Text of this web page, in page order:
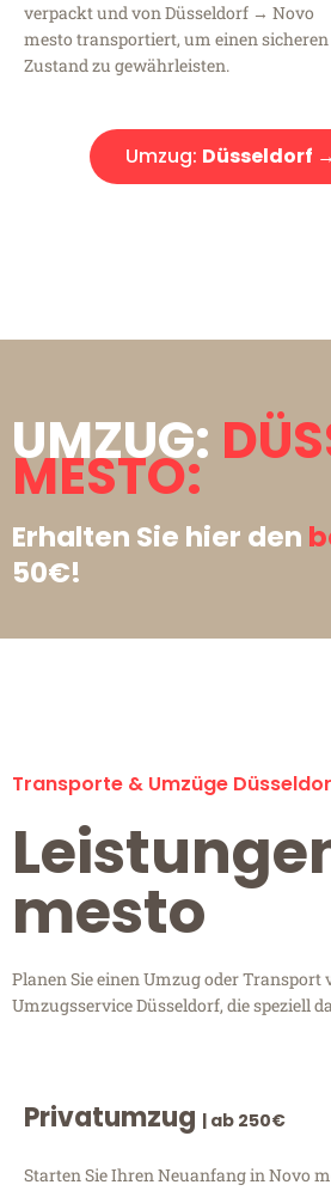
verpackt und von Düsseldorf → Novo
mesto transportiert, um einen sicheren
Zustand zu gewährleisten.
Umzug: Düsseldorf
UMZUG:
MESTO:
Erhalten Sie hier den
50€!
Transporte & Umzüge
mesto
Planen Sie einen Umzug oder
Umzugsservice Düsseldorf, die speziell
Privatumzug | ab 250€
Starten Sie Ihren Neuanfang in Novo